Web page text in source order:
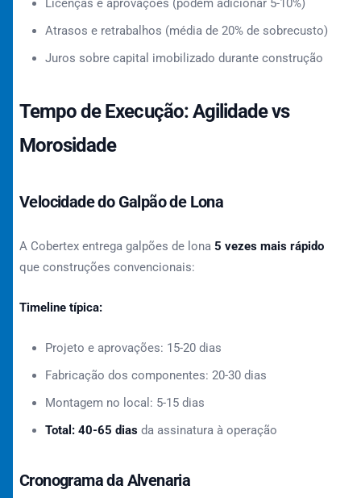
Licenças e aprovações (podem adicionar 5-10%)
Atrasos e retrabalhos (média de 20% de sobrecusto)
Juros sobre capital imobilizado durante construção
Tempo de Execução: Agilidade vs
Morosidade
Velocidade do Galpão de Lona
A Cobertex entrega galpões de lona 5 vezes mais rápido
que construções convencionais:
Timeline típica:
Projeto e aprovações: 15-20 dias
Fabricação dos componentes: 20-30 dias
Montagem no local: 5-15 dias
Total: 40-65 dias da assinatura à operação
Cronograma da Alvenaria